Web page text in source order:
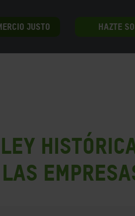
JUSTO HAZTE